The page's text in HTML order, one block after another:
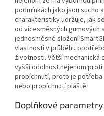
podmínkách jako jsou sucho
charakteristiky udržuje, jak
od vícesměsných gumových
jednosměsné složení
vlastnosti v průběhu
životnosti. Větší
vyšší odolnost nejenom
propíchnutí, proto je
nebo propíchnutí pláště.
Doplňkové parametry